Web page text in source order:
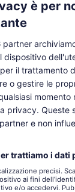
21 ago
lun 10 ago
è per
partner
dispositivo
il trattamento
o gestire le
momento
privacy. Queste
e non
trattiamo i dati
precisi.
ai fini
e/o accedervi.